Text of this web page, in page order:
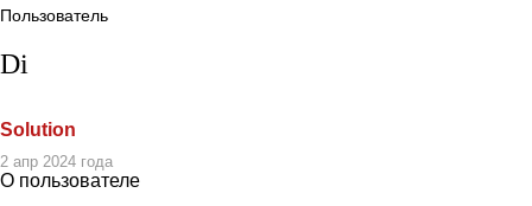
Пользователь
Di
Solution
2 апр 2024 года
О пользователе